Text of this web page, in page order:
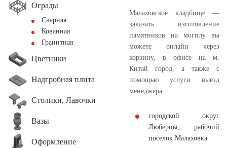
Ограды
Сварная
Кованная
Гранитная
Цветники
Надгробная плита
Столики, Лавочки
Вазы
Оформление
Малаховское кладбище —
заказать изготовление
памятников на могилу вы
можете онлайн через
корзину, в офисе на м.
Китай город, а также с
помощью услуги выезд
менеджера.
городской округ
Люберцы, рабочий
поселок Малаховка